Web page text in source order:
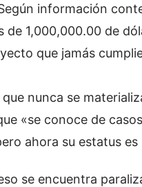
información
1,000,000.00 de
que jamás
nunca se
«se conoce de
ahora su estatus
se encuentra